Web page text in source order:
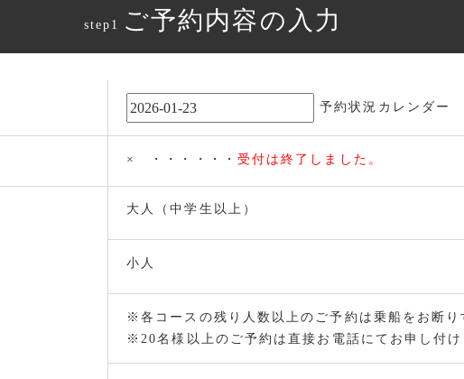
step1 ご予約内容の入力
予約状況カレンダー
× ・・・・・・ 受付は終了しました。
大人（中学生以上）
小人
※各コースの残り人数以上のご予約は乗船をお断り
※20名様以上のご予約は直接お電話にてお申し付け